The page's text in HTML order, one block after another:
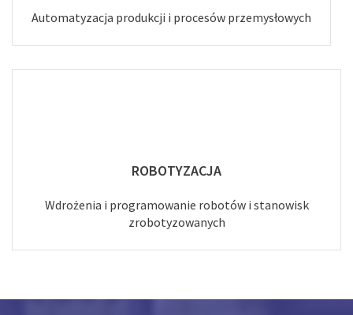
Automatyzacja produkcji i procesów przemysłowych
ROBOTYZACJA
Wdrożenia i programowanie robotów i stanowisk
zrobotyzowanych